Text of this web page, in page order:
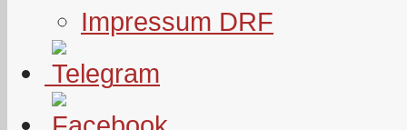
Impressum DRF